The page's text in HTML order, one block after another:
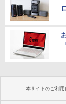
本サイトのご利用